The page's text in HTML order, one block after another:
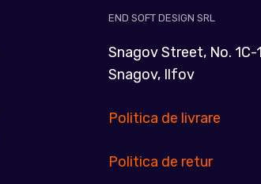
END SOFT DESIGN SRL
Snagov Street, No. 1C-
Snagov, Ilfov
Politica de livrare
Politica de retur